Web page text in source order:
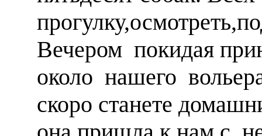
Вечером покидая
около нашего
скоро станете